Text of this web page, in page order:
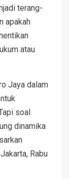
terang-
apakah
atau
Jaya dalam
soal
dinamika
Rabu